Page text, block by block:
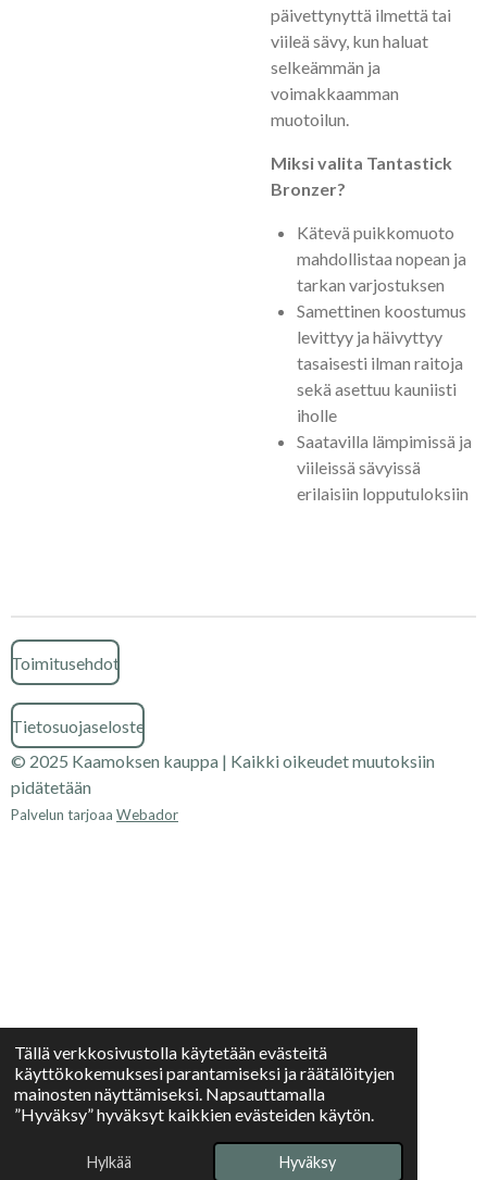
Tällä verkkosivustolla käytetään evästeitä
käyttökokemuksesi parantamiseksi ja räätälöityjen
mainosten näyttämiseksi. Napsauttamalla
”Hyväksy” hyväksyt kaikkien evästeiden käytön.
Hylkää Hyväksy
päivettynyttä ilmettä tai
viileä sävy, kun haluat
selkeämmän ja
voimakkaamman
muotoilun.
Miksi valita Tantastick
Bronzer?
Kätevä puikkomuoto
mahdollistaa nopean ja
tarkan varjostuksen
Samettinen koostumus
levittyy ja häivyttyy
tasaisesti ilman raitoja
sekä asettuu kauniisti
iholle
Saatavilla lämpimissä ja
viileissä sävyissä
erilaisiin lopputuloksiin
Toimitusehdot
Tietosuojaseloste
© 2025 Kaamoksen kauppa | Kaikki oikeudet muutoksiin
pidätetään
Palvelun tarjoaa Webador